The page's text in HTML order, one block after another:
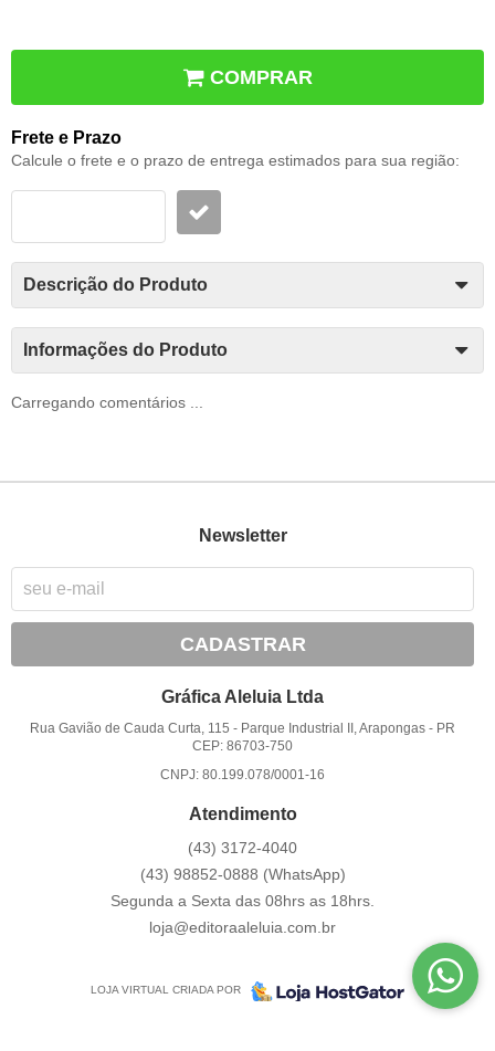
COMPRAR
Frete e Prazo
Calcule o frete e o prazo de entrega estimados para sua região:
Descrição do Produto
Informações do Produto
Carregando comentários ...
Newsletter
CADASTRAR
Gráfica Aleluia Ltda
Rua Gavião de Cauda Curta, 115 - Parque Industrial II, Arapongas - PR
CEP: 86703-750
CNPJ: 80.199.078/0001-16
Atendimento
(43) 3172-4040
(43) 98852-0888 (WhatsApp)
Segunda a Sexta das 08hrs as 18hrs.
loja@editoraaleluia.com.br
LOJA VIRTUAL CRIADA POR